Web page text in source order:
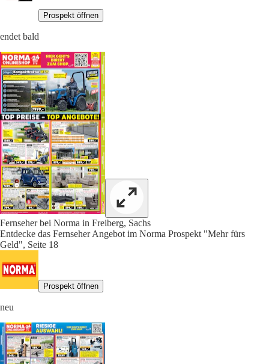
Prospekt öffnen
endet bald
Fernseher bei Norma in Freiberg, Sachs
Entdecke das Fernseher Angebot im Norma Prospekt "Mehr fürs
Geld", Seite 18
Prospekt öffnen
neu